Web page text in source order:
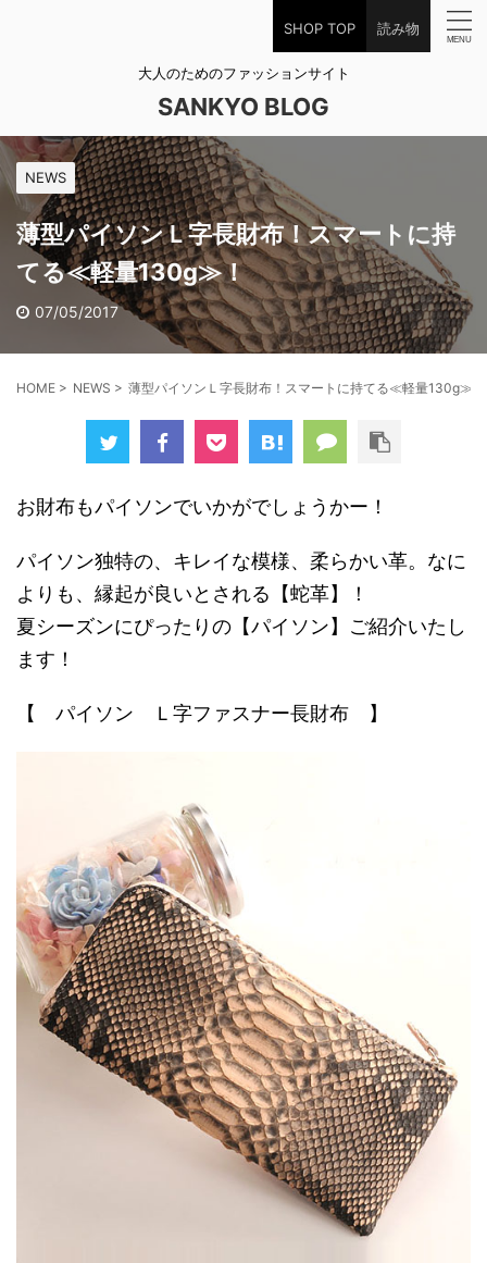
SHOP TOP 読み物
大人のためのファッションサイト
SANKYO BLOG
NEWS
薄型パイソンＬ字長財布！スマートに持
てる≪軽量130g≫！
07/05/2017
HOME > NEWS > 薄型パイソンＬ字長財布！スマートに持てる≪軽量130g≫！
お財布もパイソンでいかがでしょうかー！
パイソン独特の、キレイな模様、柔らかい革。なに
よりも、縁起が良いとされる【蛇革】！
夏シーズンにぴったりの【パイソン】ご紹介いたし
ます！
【 パイソン Ｌ字ファスナー長財布 】